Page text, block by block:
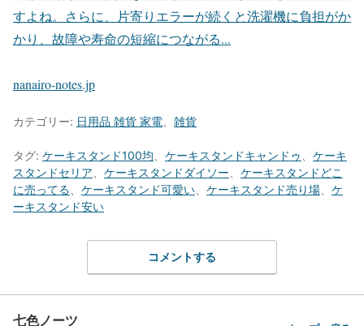
すよね。さらに、片寄りエラーが続くと洗濯機に負担がか
かり、故障や寿命の短縮につながる...
nanairo-notes.jp
カテゴリー: 日用品 雑貨 家電 雑貨
タグ: ケーキスタンド100均 ケーキスタンドキャンドゥ
ケーキ
スタンドセリア
ケーキスタンドダイソー
ケーキスタンドどこ
に売ってる
ケーキスタンド可愛い ケーキスタンド売り場
ケ
ーキスタンド安い
コメントする
七色ノーツ